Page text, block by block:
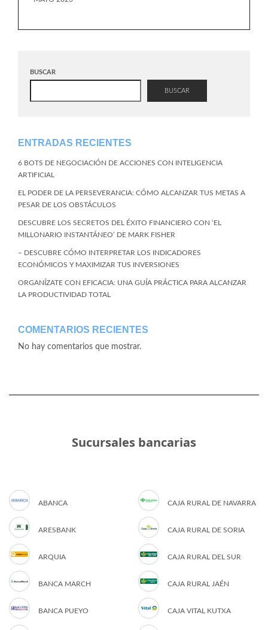
BUSCAR
BUSCAR
ENTRADAS RECIENTES
6 BOTS DE NEGOCIACIÓN DE ACCIONES CON INTELIGENCIA
ARTIFICIAL
EL PODER DE LA PERSEVERANCIA: CÓMO ALCANZAR TUS METAS A
PESAR DE LOS OBSTÁCULOS
DESCUBRE LOS SECRETOS DEL ÉXITO FINANCIERO CON ‘EL
MILLONARIO INSTANTÁNEO’ DE MARK FISHER
– DESCUBRE CÓMO INTERPRETAR LOS INDICADORES
ECONÓMICOS Y MAXIMIZAR TUS INVERSIONES
ORGANÍZATE CON EFICACIA: UNA GUÍA PRÁCTICA PARA ALCANZAR
LA PRODUCTIVIDAD TOTAL
COMENTARIOS RECIENTES
No hay comentarios que mostrar.
Sucursales bancarias
ABANCA
ARESBANK
ARQUIA
BANCA MARCH
BANCA PUEYO
CAJA RURAL DE NAVARRA
CAJA RURAL DE SORIA
CAJA RURAL DEL SUR
CAJA RURAL JAÉN
CAJA VITAL KUTXA